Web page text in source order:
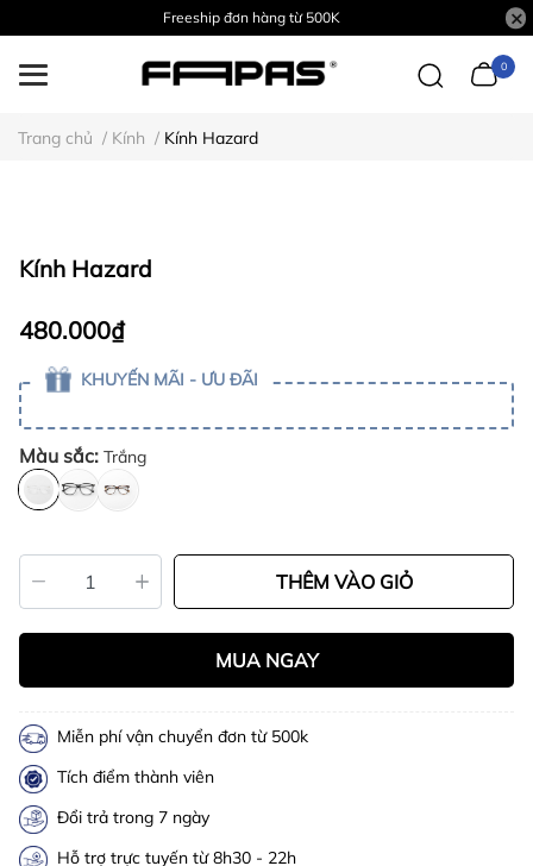
Freeship đơn hàng từ 500K
0
Trang chủ / Kính / Kính Hazard
Kính Hazard
480.000₫
KHUYẾN MÃI - ƯU ĐÃI
Màu sắc: Trắng
THÊM VÀO GIỎ
MUA NGAY
Miễn phí vận chuyển đơn từ 500k
Tích điểm thành viên
Đổi trả trong 7 ngày
Hỗ trợ trực tuyến từ 8h30 - 22h